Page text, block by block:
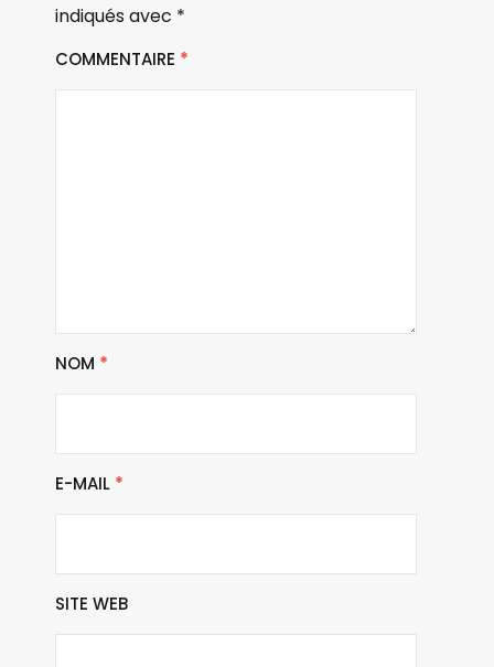
indiqués avec *
COMMENTAIRE *
NOM *
E-MAIL *
SITE WEB